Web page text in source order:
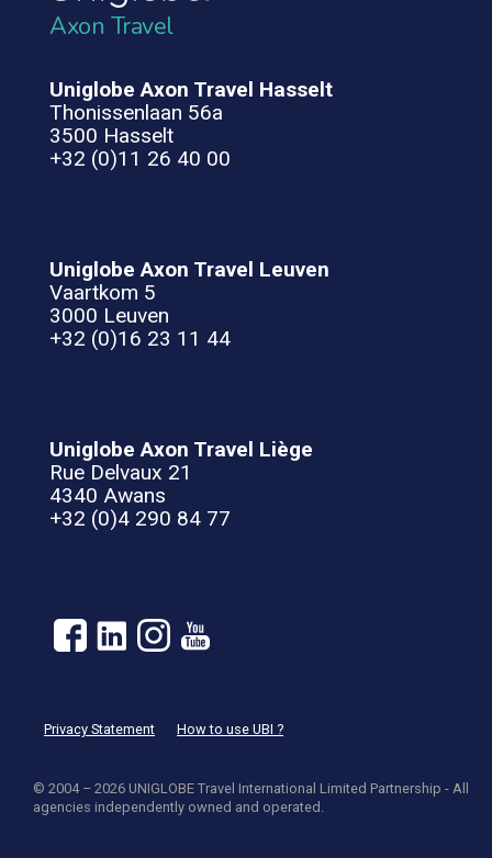
Axon Travel
Uniglobe Axon Travel Hasselt
Thonissenlaan 56a
3500 Hasselt
+32 (0)11 26 40 00
Uniglobe Axon Travel Leuven
Vaartkom 5
3000 Leuven
+32 (0)16 23 11 44
Uniglobe Axon Travel Liège
Rue Delvaux 21
4340 Awans
+32 (0)4 290 84 77
Privacy Statement How to use UBI ?
© 2004 – 2026 UNIGLOBE Travel International Limited Partnership - All
agencies independently owned and operated.